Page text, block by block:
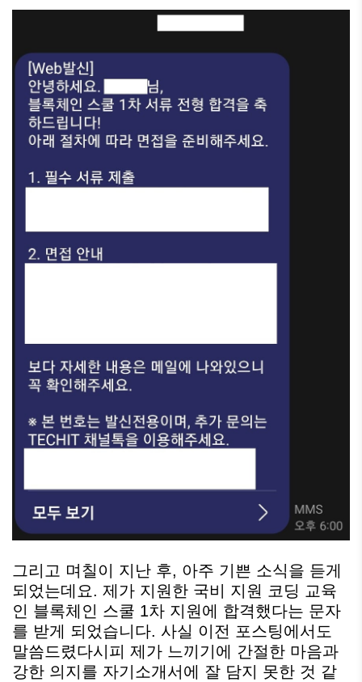
그리고 며칠이 지난 후, 아주 기쁜 소식을 듣게
되었는데요. 제가 지원한 국비 지원 코딩 교육
인 블록체인 스쿨 1차 지원에 합격했다는 문자
를 받게 되었습니다. 사실 이전 포스팅에서도
말씀드렸다시피 제가 느끼기에 간절한 마음과
강한 의지를 자기소개서에 잘 담지 못한 것 같